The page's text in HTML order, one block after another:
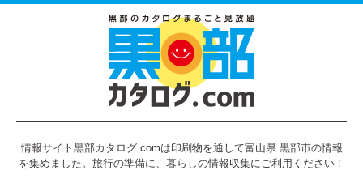
情報サイト黒部カタログ.comは印刷物を通して富山県 黒部市の情報
を集めました。旅行の準備に、暮らしの情報収集にご利用ください！